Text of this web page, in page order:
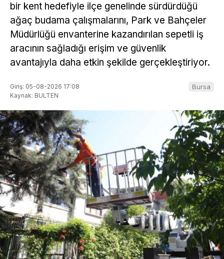
bir kent hedefiyle ilçe genelinde sürdürdüğü
ağaç budama çalışmalarını, Park ve Bahçeler
Müdürlüğü envanterine kazandırılan sepetli iş
aracının sağladığı erişim ve güvenlik
avantajıyla daha etkin şekilde gerçekleştiriyor.
Giriş: 05-08-2026 17:08
Kaynak: BULTEN
Bursa